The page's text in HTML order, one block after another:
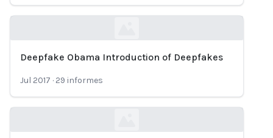
Loading...
Deepfake Obama Introduction of Deepfakes
Jul 2017 · 29 informes